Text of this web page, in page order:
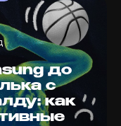
до
с
как